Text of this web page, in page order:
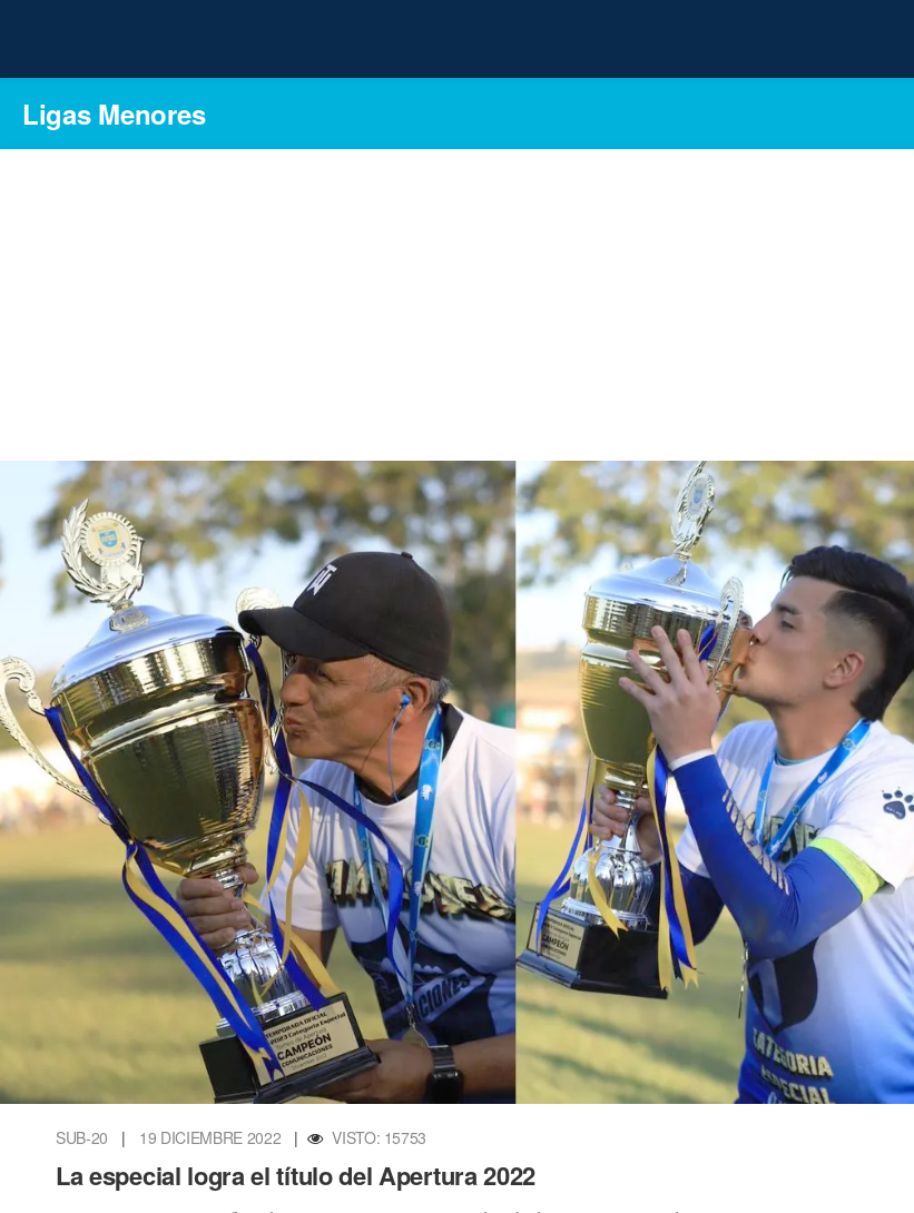
Ligas Menores
SUB-20 | 19 DICIEMBRE 2022 | VISTO: 15753
La especial logra el título del Apertura 2022